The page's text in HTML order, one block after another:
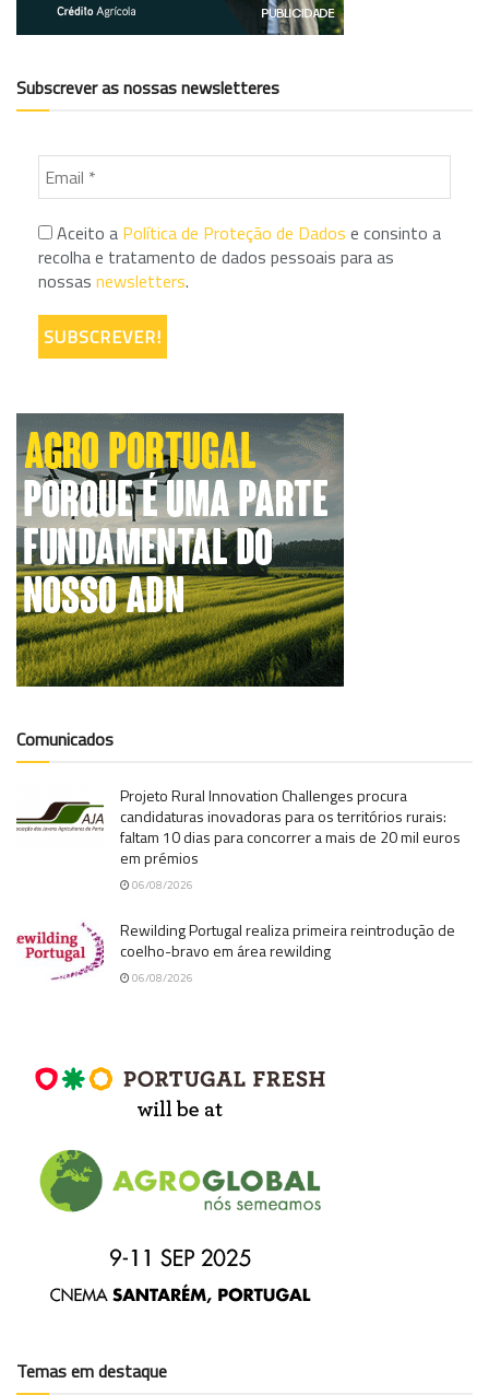
Subscrever as nossas newsletteres
Aceito a Política de Proteção de Dados e consinto a
recolha e tratamento de dados pessoais para as
nossas newsletters.
Comunicados
Projeto Rural Innovation Challenges procura
candidaturas inovadoras para os territórios rurais:
faltam 10 dias para concorrer a mais de 20 mil euros
em prémios
06/08/2026
Rewilding Portugal realiza primeira reintrodução de
coelho-bravo em área rewilding
06/08/2026
Temas em destaque